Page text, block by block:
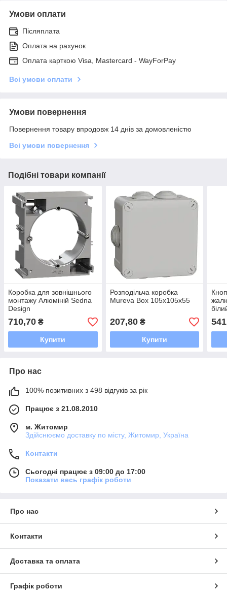
Умови оплати
Післяплата
Оплата на рахунок
Оплата карткою Visa, Mastercard - WayForPay
Всі умови оплати
Умови повернення
Повернення товару впродовж 14 днів за домовленістю
Всі умови повернення
Подібні товари компанії
Коробка для зовнішнього
монтажу Алюміній Sedna
Design
710,70 ₴
Купити
Розподільча коробка
Mureva Box 105х105х55
207,80₴
Купити
Про нас
100% позитивних з 498 відгуків за рік
Працює з 21.08.2010
м. Житомир
Здійснюємо доставку по місту, Житомир, Україна
Контакти
Сьогодні працює з 09:00 до 17:00
Показати весь графік роботи
Про нас
Контакти
Доставка та оплата
Графік роботи